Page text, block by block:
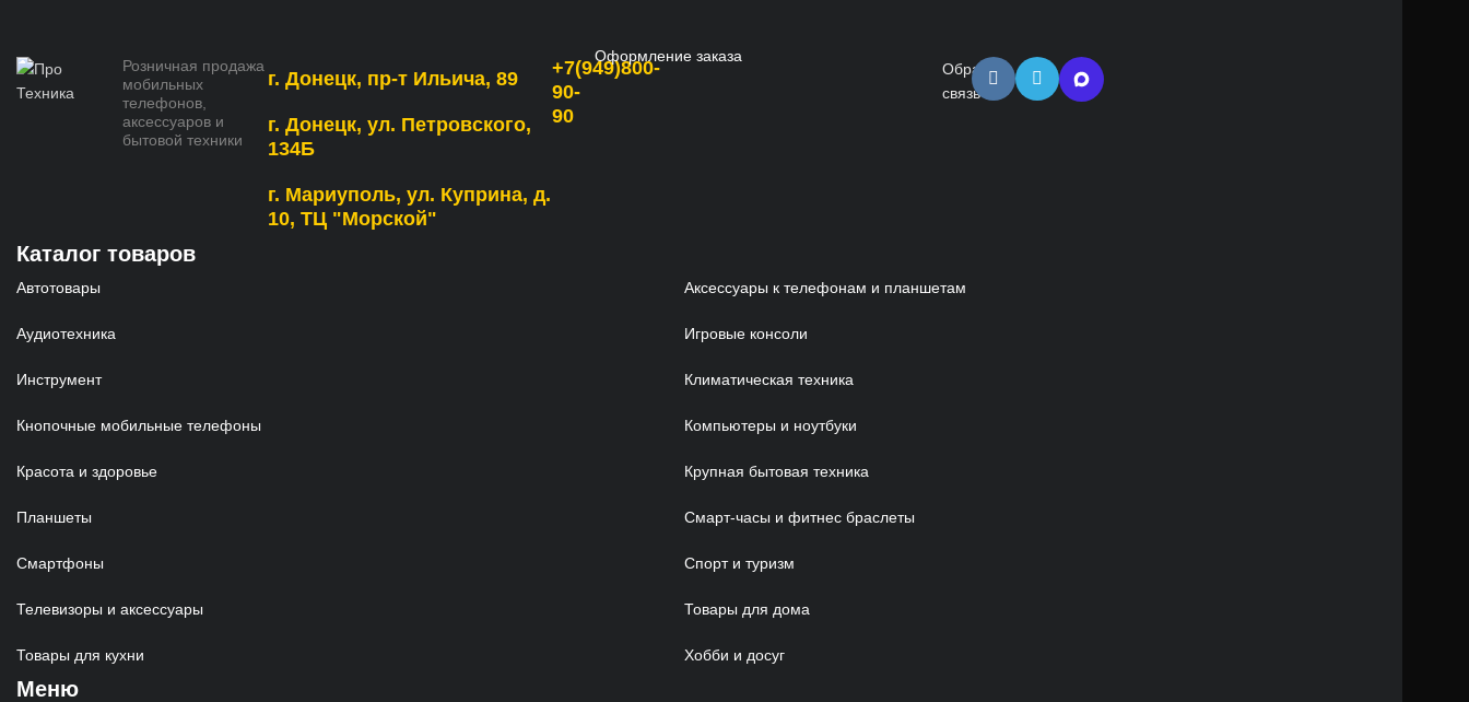
Розничная продажа
мобильных
телефонов,
аксессуаров и
бытовой техники
г. Донецк, пр-т Ильича, 89
г. Донецк, ул. Петровского,
134Б
г. Мариуполь, ул. Куприна, д.
10, ТЦ "Морской"
+7(949)800-
90-
90
Оформление заказа
Обратная
связь
Каталог товаров
Автотовары Аксессуары к телефонам и планшетам
Аудиотехника Игровые консоли
Инструмент Климатическая техника
Кнопочные мобильные телефоны Компьютеры и ноутбуки
Красота и здоровье Крупная бытовая техника
Планшеты Смарт-часы и фитнес браслеты
Смартфоны Спорт и туризм
Телевизоры и аксессуары Товары для дома
Товары для кухни Хобби и досуг
Меню